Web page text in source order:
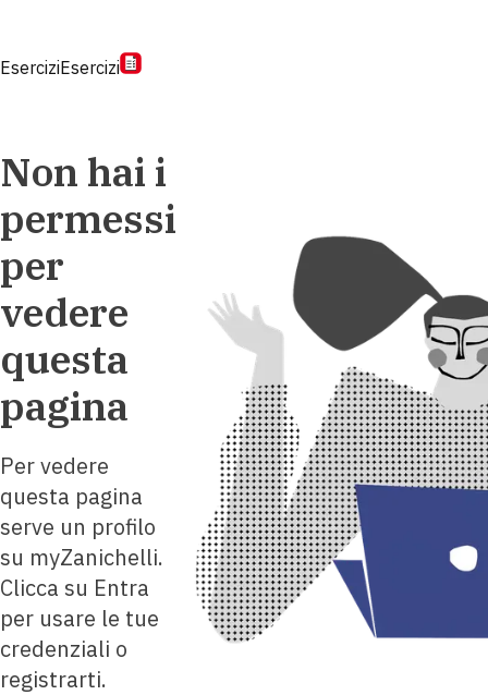
EserciziEsercizi
Non hai i
permessi
per
vedere
questa
pagina
Per vedere
questa pagina
serve un profilo
su myZanichelli.
Clicca su Entra
per usare le tue
credenziali o
registrarti.